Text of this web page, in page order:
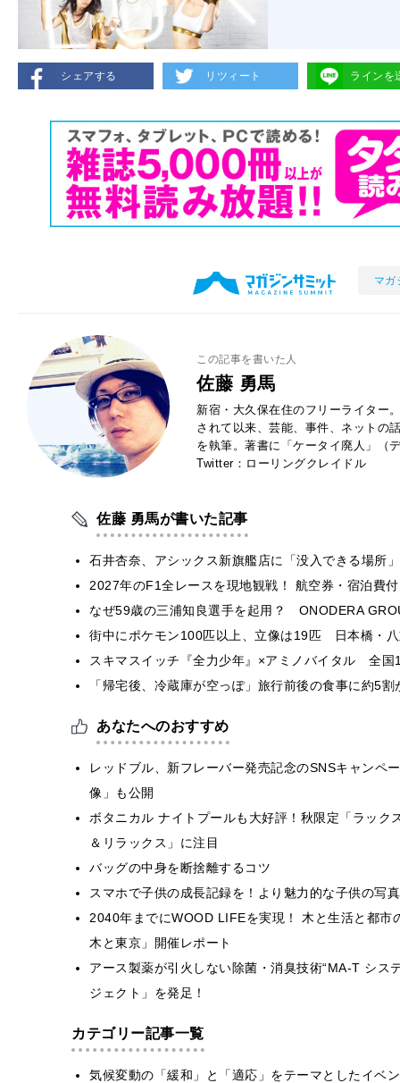
シェアする リツィート ラインを
マガ
この記事を書いた人
佐藤 勇馬
新宿・大久保在住のフリーライター
されて以来、芸能、事件、ネットの
を執筆。著書に「ケータイ廃人」（
Twitter：ローリングクレイドル
佐藤 勇馬が書いた記事
石井杏奈、アシックス新旗艦店に「没入できる場所
2027年のF1全レースを現地観戦！ 航空券・宿泊費
なぜ59歳の三浦知良選手を起用？ ONODERA
街中にポケモン100匹以上、立像は19匹 日本橋・
スキマスイッチ『全力少年』×アミノバイタル 全国
「帰宅後、冷蔵庫が空っぽ」旅行前後の食事に約5
あなたへのおすすめ
レッドブル、新フレーバー発売記念のSNSキャンペ
像」も公開
ボタニカル ナイトプールも大好評！秋限定「ラッ
＆リラックス」に注目
バッグの中身を断捨離するコツ
スマホで子供の成長記録を！より魅力的な子供の写
2040年までにWOOD LIFEを実現！ 木と生活と都
木と東京」開催レポート
アース製薬が引火しない除菌・消臭技術“MA-T シス
ジェクト」を発足！
カテゴリー記事一覧
気候変動の「緩和」と「適応」をテーマとしたイベ